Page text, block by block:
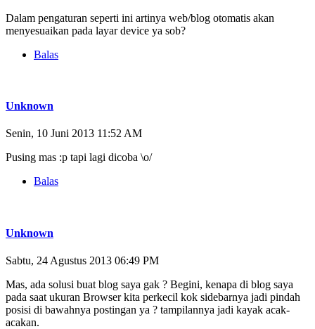
Dalam pengaturan seperti ini artinya web/blog otomatis akan
menyesuaikan pada layar device ya sob?
Balas
Unknown
Senin, 10 Juni 2013 11:52 AM
Pusing mas :p tapi lagi dicoba \o/
Balas
Unknown
Sabtu, 24 Agustus 2013 06:49 PM
Mas, ada solusi buat blog saya gak ? Begini, kenapa di blog saya
pada saat ukuran Browser kita perkecil kok sidebarnya jadi pindah
posisi di bawahnya postingan ya ? tampilannya jadi kayak acak-
acakan.